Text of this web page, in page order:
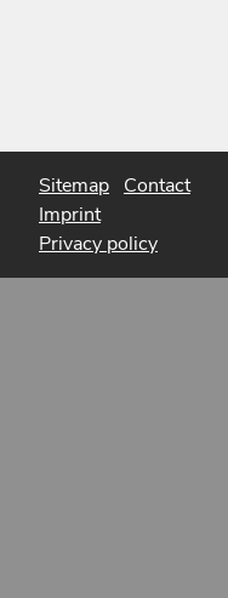
Sitemap Contact
Imprint
Privacy policy